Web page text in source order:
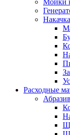
Мойки
Расходные